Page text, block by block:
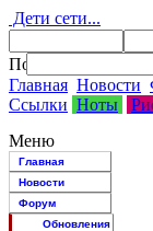
Дети сети...
Главная Новости
Ссылки Ноты
Меню
Главная
Новости
Форум
Обновления